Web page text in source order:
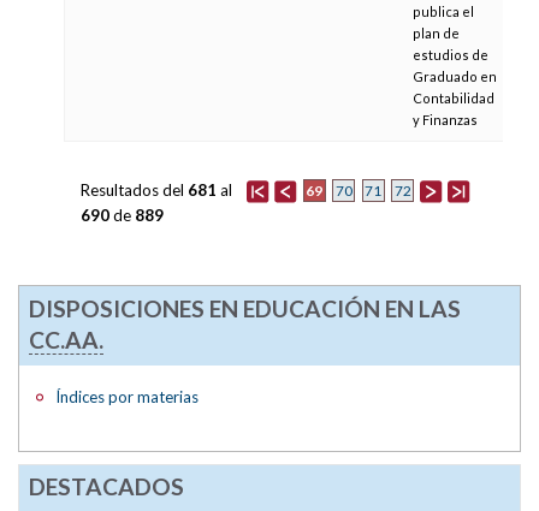
publica el
plan de
estudios de
Graduado en
Contabilidad
y Finanzas
69 70 71 72
Resultados del 681 al
690de 889
DISPOSICIONES EN EDUCACIÓN EN LAS
CC.AA.
Índices por materias
DESTACADOS